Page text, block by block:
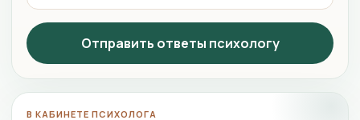
Отправить ответы психологу
В КАБИНЕТЕ ПСИХОЛОГА